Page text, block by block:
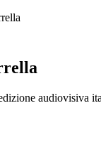
audiovisiva